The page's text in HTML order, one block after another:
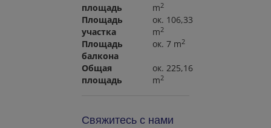
площадь
m2
Площадь
участка
ок. 106,33
m2
Площадь
балкона
ок. 7 m2
Общая
площадь
ок. 225,16
m2
Свяжитесь с нами